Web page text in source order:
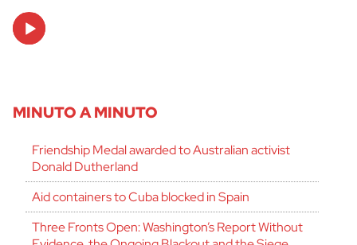
Audio
Player
MINUTO A MINUTO
Friendship Medal awarded to Australian activist
Donald Dutherland
Aid containers to Cuba blocked in Spain
Three Fronts Open: Washington’s Report Without